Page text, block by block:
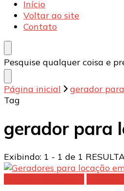
Armecânica
Blog
Início
Voltar ao site
Contato
Procurando
algo?
Pesquise qualquer coisa e
Página inicial
gerador
Tag
gerador para
Exibindo: 1 - 1 de 1